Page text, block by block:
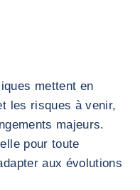
mettent en
les risques à venir,
majeurs.
pour toute
aux évolutions